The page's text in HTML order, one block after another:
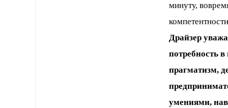
минуту,
Драйзер
потребность
прагматизм,
умениями,